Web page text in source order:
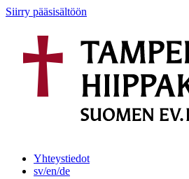
Siirry pääsisältöön
Yhteystiedot
sv/en/de